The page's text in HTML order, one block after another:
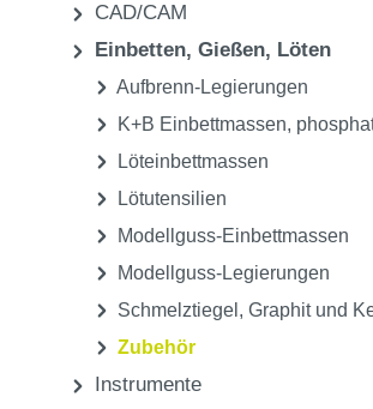
CAD/CAM
Einbetten, Gießen, Löten
Aufbrenn-Legierungen
K+B Einbettmassen,
Löteinbettmassen
Lötutensilien
Modellguss-Einbettmassen
Modellguss-Legierungen
Schmelztiegel, Graphit und
Zubehör
Instrumente